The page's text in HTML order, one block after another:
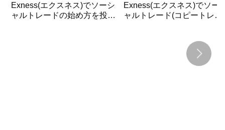
Exness(エクスネス)でソーシ
ャルトレードの始め方を投資
Exness(エクスネス)でソー
ャルトレード(コピートレー